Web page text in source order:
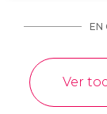
EN
Ver